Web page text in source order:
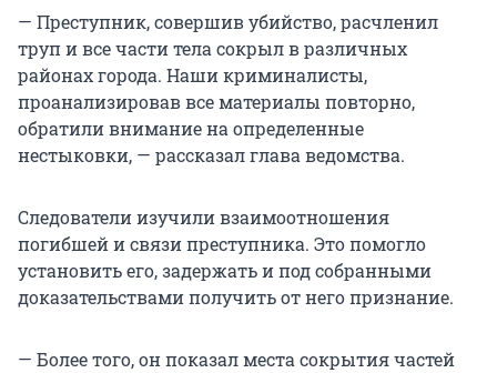
— Преступник, совершив убийство, расчленил
труп и все части тела сокрыл в различных
районах города. Наши криминалисты,
проанализировав все материалы повторно,
обратили внимание на определенные
нестыковки, — рассказал глава ведомства.
Следователи изучили взаимоотношения
погибшей и связи преступника. Это помогло
установить его, задержать и под собранными
доказательствами получить от него признание.
— Более того, он показал места сокрытия частей